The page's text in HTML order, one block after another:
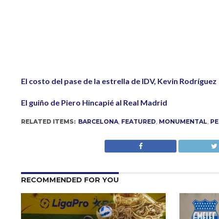
El costo del pase de la estrella de IDV, Kevin Rodríguez
El guiño de Piero Hincapié al Real Madrid
RELATED ITEMS: BARCELONA, FEATURED MONUMENTAL
RECOMMENDED FOR YOU